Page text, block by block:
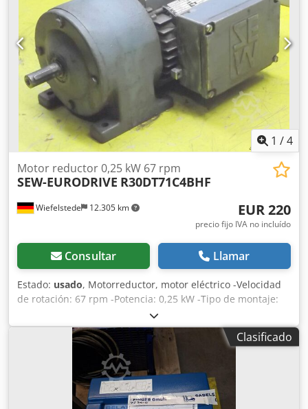
1 /4
Wiefelstede 12.305 km
Motor reductor 0,25 kW 67 rpm
SEW-EURODRIVE R30DT71C4BHF
EUR 220
precio fijo IVA no incluído
Consultar Llamar
Estado: usado, Motorreductor, motor eléctrico -Velocidad
de rotación: 67 rpm -Potencia: 0,25 kW -Tipo de montaje:
B3 Dcsdpfx Asci N Hzobkek -Diámetro del eje: Ø 16 mm -
Grado de protección: IP 55 -Freno -Cantidad: 1 motor -
Precio: por unidad -Peso: 14,9 kg
Clasificado